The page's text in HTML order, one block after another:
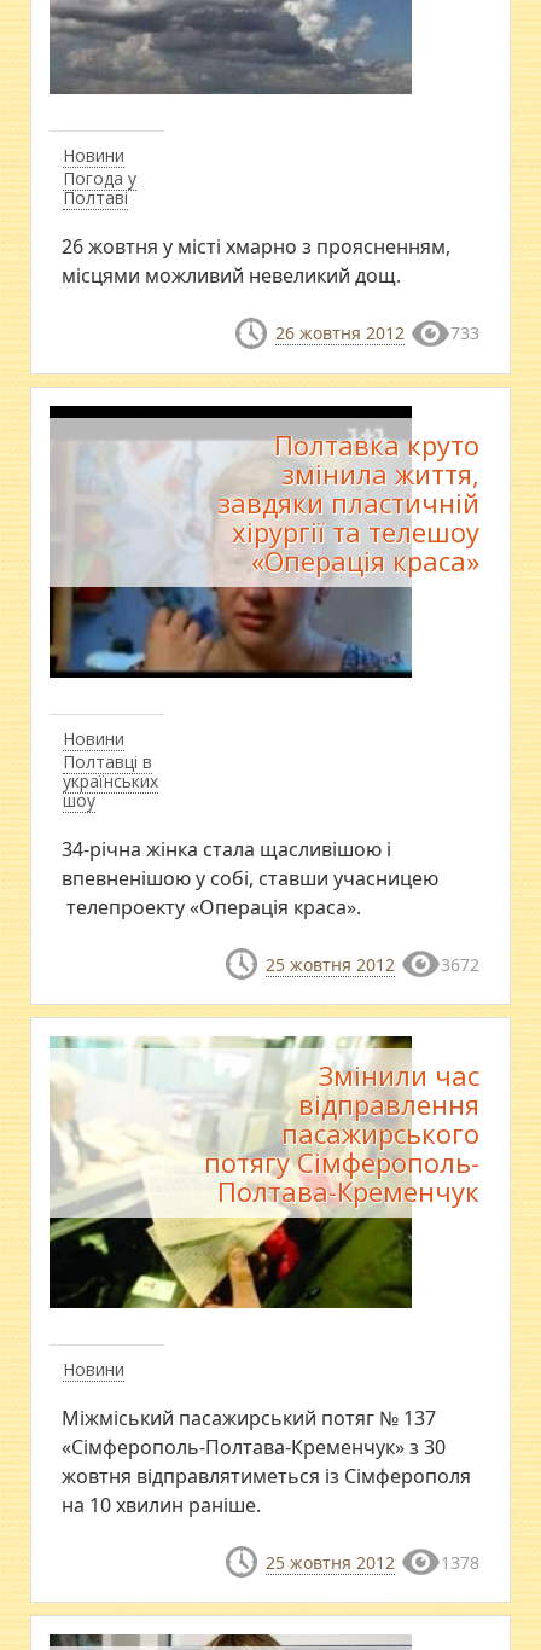
Новини
Погода у
Полтаві
26 жовтня у місті хмарно з проясненням,
місцями можливий невеликий дощ.
26 жовтня 2012 733
Новини
Полтавці в
українських
шоу
Полтавка круто
змінила життя,
завдяки пластичній
хірургії та телешоу
«Операція краса»
34-річна жінка стала щасливішою і
впевненішою у собі, ставши учасницею
телепроекту «Операція краса».
25 жовтня 2012 3672
Новини
Змінили час
відправлення
пасажирського
потягу Сімферополь-
Полтава-Кременчук
Міжміський пасажирський потяг № 137
«Сімферополь-Полтава-Кременчук» з 30
жовтня відправлятиметься із Сімферополя
на 10 хвилин раніше.
25 жовтня 2012 1378